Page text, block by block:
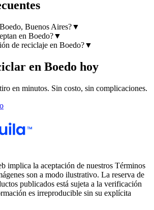
Buenos Aires?▼
en Boedo?▼
de reciclaje en Boedo?▼
en Boedo hoy
en minutos. Sin costo, sin complicaciones.
implica la aceptación de nuestros Términos
son a modo ilustrativo. La reserva de
publicados está sujeta a la verificación
es irreproducible sin su explícita